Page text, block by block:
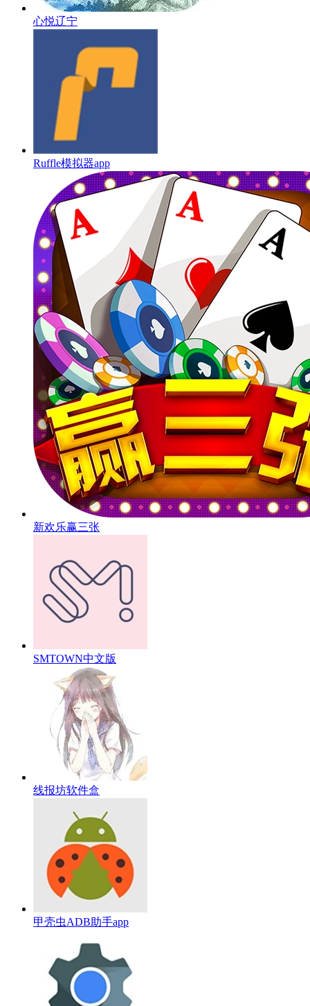
心悦辽宁
Ruffle模拟器app
新欢乐赢三张
SMTOWN中文版
线报坊软件盒
甲壳虫ADB助手app